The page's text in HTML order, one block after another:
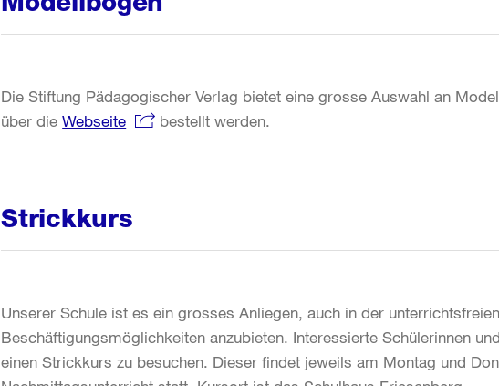
Die Stiftung Pädagogischer Verlag bietet eine grosse Auswahl an
über dieWebseite bestellt werden.
Strickkurs
Unserer Schule ist es ein grosses Anliegen, auch in der
Beschäftigungsmöglichkeiten anzubieten. Interessierte Schülerinnen
einen Strickkurs zu besuchen. Dieser findet jeweils am Montag und